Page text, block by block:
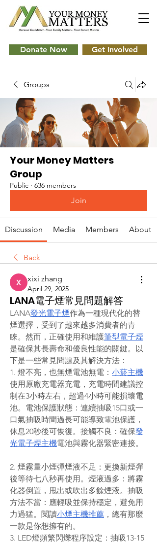
Donate Now Get Involved
Groups
Your Money Matters
Group
Public · 636 members
Join
Discussion Media Members About
Back
xixi zhang
April 29, 2025
LANA電子煙常見問題解答
LANA發光電子煙作為一種現代化的替
煙選擇，受到了越來越多消費者的青
睞。然而，正確使用和維護筆型電子煙
是確保其長壽命和優良性能的關鍵。以
下是一些常見問題及其解決方法：
1. 燈不亮，也無煙電池無電： 小菸主機
使用原廠充電器充電，充電時間建議控
制在3小時左右，超過4小時可能損壞電
池。電池保護狀態：連續抽吸15口或一
口氣抽吸時間過長可能導致電池保護，
休息20秒後可恢復。接觸不良：確保發
光電子煙主機電池與霧化器緊密連接。
2. 煙霧量小煙彈煙液不足：更換新煙彈
後等待七八秒再使用。煙液過多：將霧
化器倒置，甩出或吹出多餘煙液。抽吸
方法不當：應輕吸並保持穩定，避免用
力過猛。閱讀小煙主機推薦 ，總有那麼
一款是你想擁有的。
3. LED燈頻繁閃爍程序設定：抽吸13-15